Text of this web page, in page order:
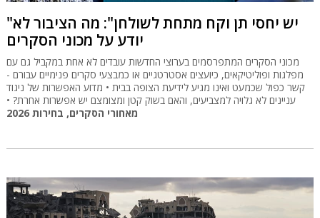
"יש יחסי תן וקח מתחת לשולחן": מה הציבור לא
יודע על מכוני הסקרים
מכוני הסקרים המתפרסמים בערוצי החדשות עובדים לא אחת במקביל גם עם
מפלגות ופוליטיקאים, כיועצים אסטרטגיים או כמבצעי סקרים פנימיים עבורם -
קשר כפול שכמעט ואינו מגיע לידיעת הצופה בבית • מדוע האפשרות של ניגוד
עניינים לא גלויה למצביעים, והאם בשוק קטן ומצומצם יש אפשרות אחרת? •